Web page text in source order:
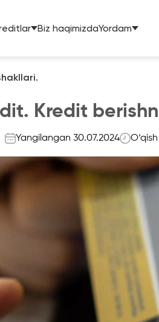
Biz haqimizdaYordam
Kredit
Yangilangan 30.07.2024